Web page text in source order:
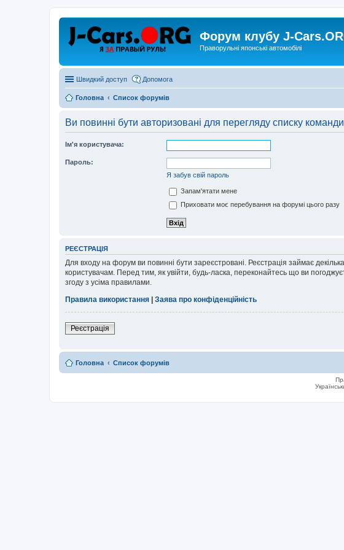
Форум клубу J-
Праворульні японські автомобілі
Швидкий доступ Допомога
Головна Список форумів
Ви повинні бути авторизовані для перегляду списку
Ім'я користувача:
Пароль:
Я забув свій пароль
Запам'ятати мене
Приховати моє перебування на форумі цього разу
РЕЄСТРАЦІЯ
Для входу на форум ви повинні бути зареєстровані. Реєстрація займає
користувачам. Перед тим, як увійти, будь-ласка, переконайтесь що ви
згоду з усіма правилами.
Правила використання
Заява про конфіденційність
Реєстрація
Головна Список форумів